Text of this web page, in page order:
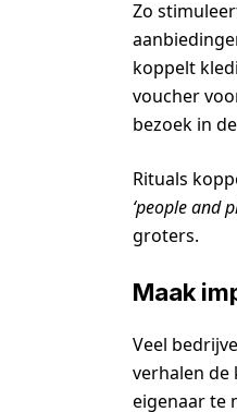
Zo
koppelt
voucher
bezoek in
Rituals
‘people and
groters.
Maak
Veel
verhalen de
eigenaar te